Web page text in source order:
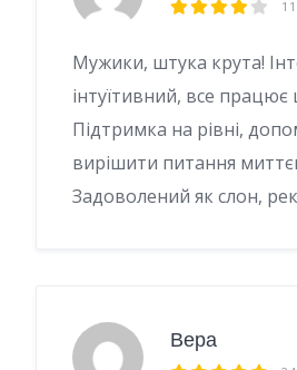
Мужики, штука крута!
інтуїтивний, все
Підтримка на рівні,
вирішити питання
Задоволений як слон,
Вера